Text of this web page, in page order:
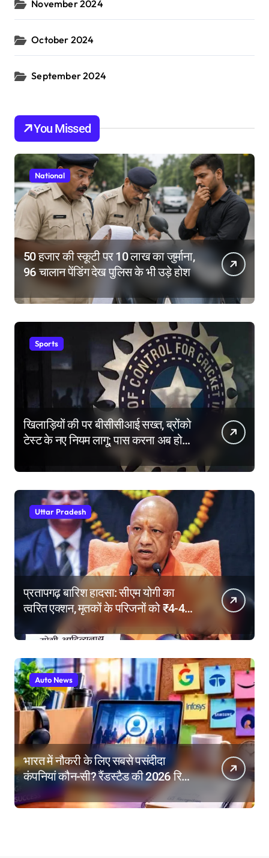
November 2024
October 2024
September 2024
You Missed
National
50 हजार की स्कूटी पर 10 लाख का जुर्माना,
96 चालान पेंडिंग देख पुलिस के भी उड़े होश
Sports
खिलाड़ियों की पर बीसीसीआई सख्त, ब्रोंको
टेस्ट के नए नियम लागू; पास करना अब होगा
Uttar Pradesh
प्रतापगढ़ बारिश हादसा: सीएम योगी का
त्वरित एक्शन, मृतकों के परिजनों को ₹4-4
लाख की सहायता, घायलों के बेहतर इलाज के
निर्देश
Auto News
भारत में नौकरी के लिए सबसे पसंदीदा
कंपनियां कौन-सी? रैंडस्टैड की 2026 रिपोर्ट
में गूगल नंबर-1